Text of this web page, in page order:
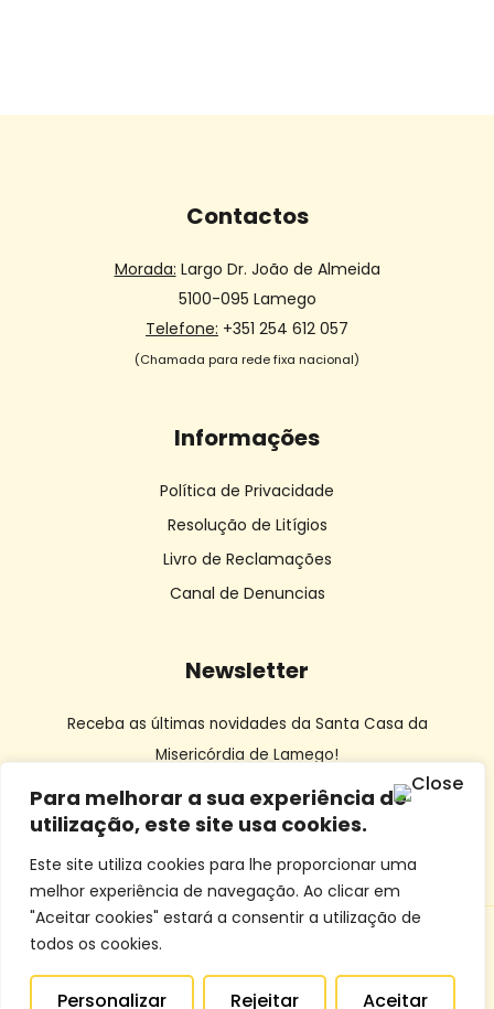
Para melhorar a sua experiência de
utilização, este site usa cookies.
Este site utiliza cookies para lhe proporcionar uma
melhor experiência de navegação. Ao clicar em
"Aceitar cookies" estará a consentir a utilização de
todos os cookies.
Personalizar Rejeitar Aceitar
Contactos
Morada: Largo Dr. João de Almeida
5100-095 Lamego
Telefone: +351 254 612 057
(Chamada para rede fixa nacional)
Informações
Política de Privacidade
Resolução de Litígios
Livro de Reclamações
Canal de Denuncias
Newsletter
Receba as últimas novidades da Santa Casa da
Misericórdia de Lamego!
© SCMLamego | Desenvolvido por